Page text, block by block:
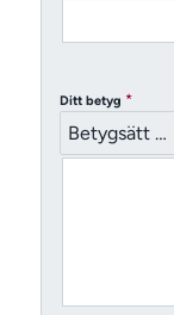
Ditt betyg *